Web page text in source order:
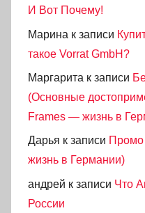
И Вот Почему!
Марина к записи
такое Vorrat GmbH?
Маргарита к записи
(Основные
Frames — жизнь в
Дарья к записи Промо
жизнь в Германии)
андрей к записи Что
России